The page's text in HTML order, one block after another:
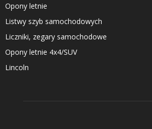
Opony letnie
Listwy szyb samochodowych
Liczniki, zegary samochodowe
Opony letnie 4x4/SUV
Lincoln